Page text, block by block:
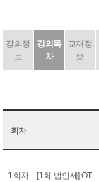
강의정
보
강의목
차
교재정
보
회차
1회차 [1회-법인세] OT